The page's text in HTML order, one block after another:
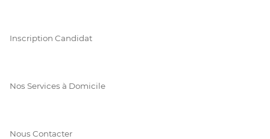
Inscription Candidat
Nos Services à Domicile
Nous Contacter